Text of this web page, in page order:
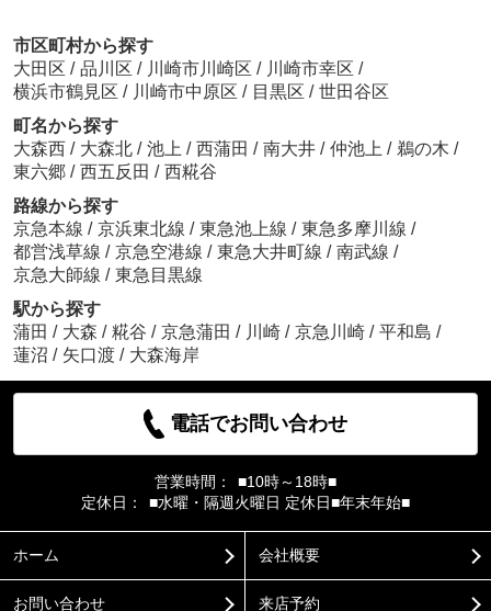
市区町村から探す
大田区 / 品川区 / 川崎市川崎区 / 川崎市幸区 /
横浜市鶴見区 / 川崎市中原区 / 目黒区 / 世田谷区
町名から探す
大森西 / 大森北 / 池上 / 西蒲田 / 南大井 / 仲池上 / 鵜の木 /
東六郷 / 西五反田 / 西糀谷
路線から探す
京急本線 / 京浜東北線 / 東急池上線 / 東急多摩川線 /
都営浅草線 / 京急空港線 / 東急大井町線 / 南武線 /
京急大師線 / 東急目黒線
駅から探す
蒲田 / 大森 / 糀谷 / 京急蒲田 / 川崎 / 京急川崎 / 平和島 /
蓮沼 / 矢口渡 / 大森海岸
電話でお問い合わせ
営業時間：
■10時～18時■
定休日：
■水曜・隔週火曜日 定休日■年末年始■
ホーム 会社概要
お問い合わせ 来店予約